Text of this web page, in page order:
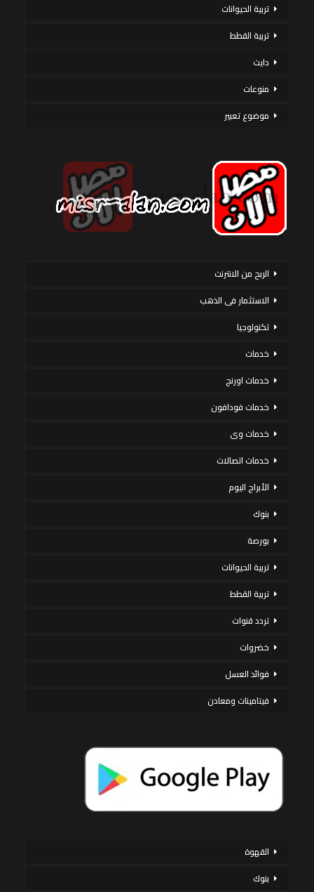
تربية الحيوانات
تربية القطط
دايت
منوعات
موضوع تعبير
الربح من الانترنت
الاستثمار فى الذهب
تكنولوجيا
خدمات
خدمات اورنج
خدمات فودافون
خدمات وى
خدمات اتصالات
الأبراج اليوم
بنوك
بورصة
تربية الحيوانات
تربية القطط
تردد قنوات
خضروات
فوائد العسل
فيتامينات ومعادن
القهوة
بنوك